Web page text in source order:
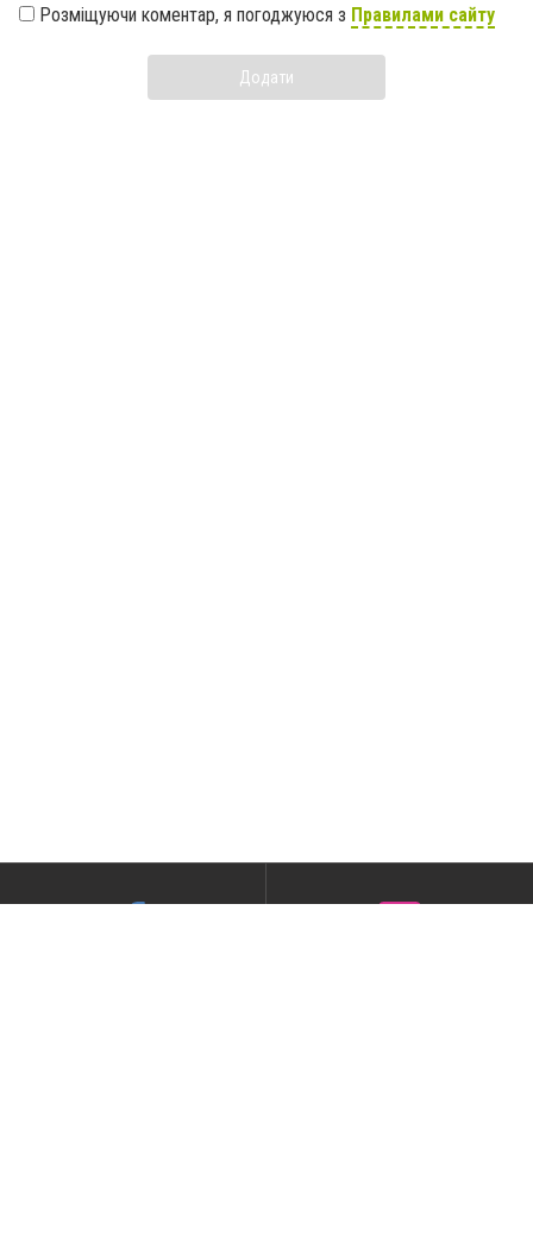
Розміщуючи коментар, я погоджуюся з Правилами сайту
Додати